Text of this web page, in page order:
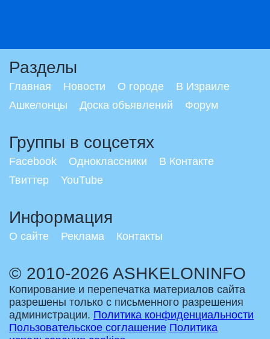
Разделы
Главная Новости О городе
В Израиле
Ашкелонцы
Доска объявлений Форум
Группы в соцсетях
Facebook Одноклассники
В Контакте
Твиттер
YouTube
Информация
О сайте Реклама Контакты
© 2010-2026 ASHKELONINFO
Копирование и перепечатка материалов сайта
разрешены только с письменного разрешения
администрации. Политика конфиденциальности
Пользовательское соглашение Политика